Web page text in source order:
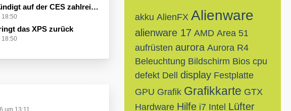
CES zahlreiche Alienware-Neuheiten an
18:50
das XPS zurück
18:50
um 13:11
akku AlienFX Alienware
alienware 17 AMD Area 51
aufrüsten aurora Aurora R4
Beleuchtung Bildschirm Bios cpu
defekt Dell display Festplatte
GPU Grafik Grafikkarte GTX
Hardware Hilfe i7 Intel Lüfter